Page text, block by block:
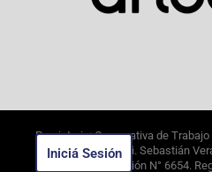
Propietario: Cooperativa de
Alejandro Borghi. Sebastián
. Edición N° 6654.
Iniciá Sesión